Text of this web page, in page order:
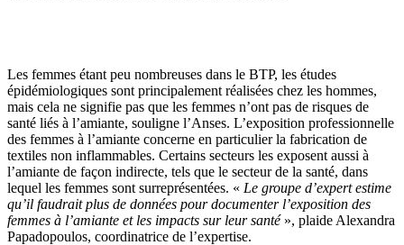
Les femmes étant peu nombreuses dans le BTP, les études
épidémiologiques sont principalement réalisées chez les hommes,
mais cela ne signifie pas que les femmes n’ont pas de risques de
santé liés à l’amiante, souligne l’Anses. L’exposition professionnelle
des femmes à l’amiante concerne en particulier la fabrication de
textiles non inflammables. Certains secteurs les exposent aussi à
l’amiante de façon indirecte, tels que le secteur de la santé, dans
lequel les femmes sont surreprésentées. « Le groupe d’expert estime
qu’il faudrait plus de données pour documenter l’exposition des
femmes à l’amiante et les impacts sur leur santé», plaide Alexandra
Papadopoulos, coordinatrice de l’expertise.